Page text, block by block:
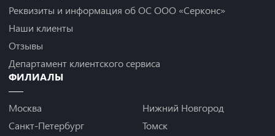
Реквизиты и информация об ОС ООО «Серконс»
Наши клиенты
Отзывы
Департамент клиентского сервиса
ФИЛИАЛЫ
Москва
Санкт-Петербург
Нижний Новгород
Томск